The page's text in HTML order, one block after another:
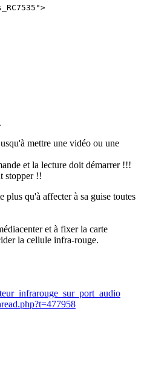
.
mettre une vidéo ou une
et la lecture doit démarrer !!!
stopper !!
plus qu'à affecter à sa guise toutes
et à fixer la carte
la cellule infra-rouge.